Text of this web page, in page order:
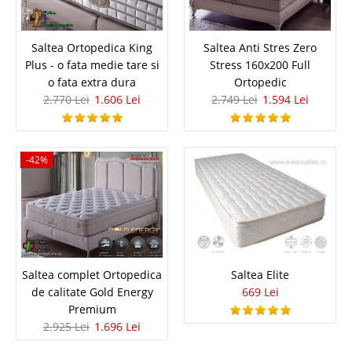
3.003 Lei
Pret Redus 1.742 Lei
Adauga la Favorite
-42%
Saltea cu ioni de Argint Ortopedica
Silver X - Antibacteriana Antistatica
Saltea cu ioni de Argint SuperOrtopedica ⭐ Protectie Anti Bacteriana – Anti
Saltea Ortopedica King
Plus - o fata medie tare si
o fata extra dura
2.770 Lei 1.606 Lei
Saltea Anti Stres Zero
Stress 160x200 Full
Ortopedic
2.749 Lei 1.594 Lei
-42%
Saltea complet Ortopedica
de calitate Gold Energy
Premium
2.925 Lei 1.696 Lei
Saltea Elite
669 Lei